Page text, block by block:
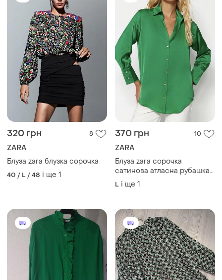
320 грн 8
ZARA
Блуза zara блузка сорочка
40 / L / 48 і ще 1
370 грн 10
ZARA
Блуза zara сорочка
сатинова атласна рубашка
zara блузка
L і ще 1